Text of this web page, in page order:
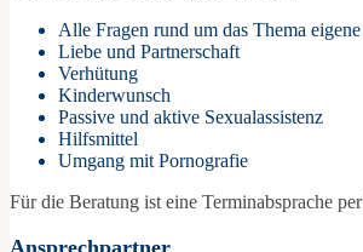
Alle Fragen rund um das Thema
Liebe und Partnerschaft
Verhütung
Kinderwunsch
Passive und aktive Sexualassistenz
Hilfsmittel
Umgang mit Pornografie
Für die Beratung ist eine Terminabsprache
Ansprechpartner